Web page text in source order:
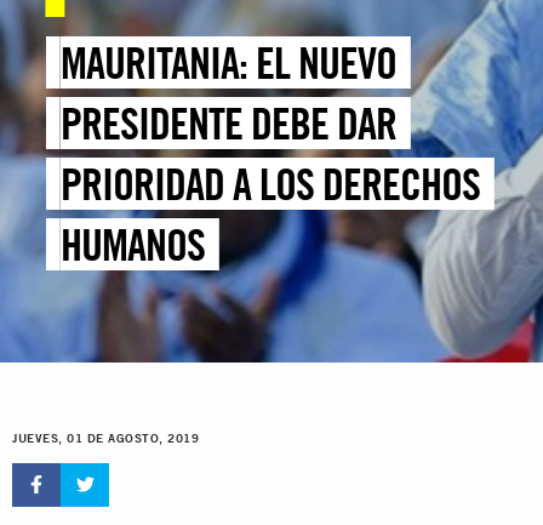
MAURITANIA: EL NUEVO
PRESIDENTE DEBE DAR
PRIORIDAD A LOS DERECHOS
HUMANOS
JUEVES, 01 DE AGOSTO, 2019